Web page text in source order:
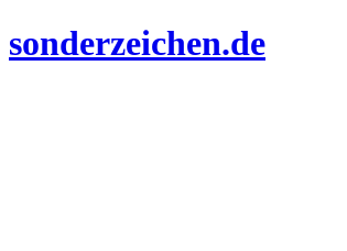
sonderzeichen.de